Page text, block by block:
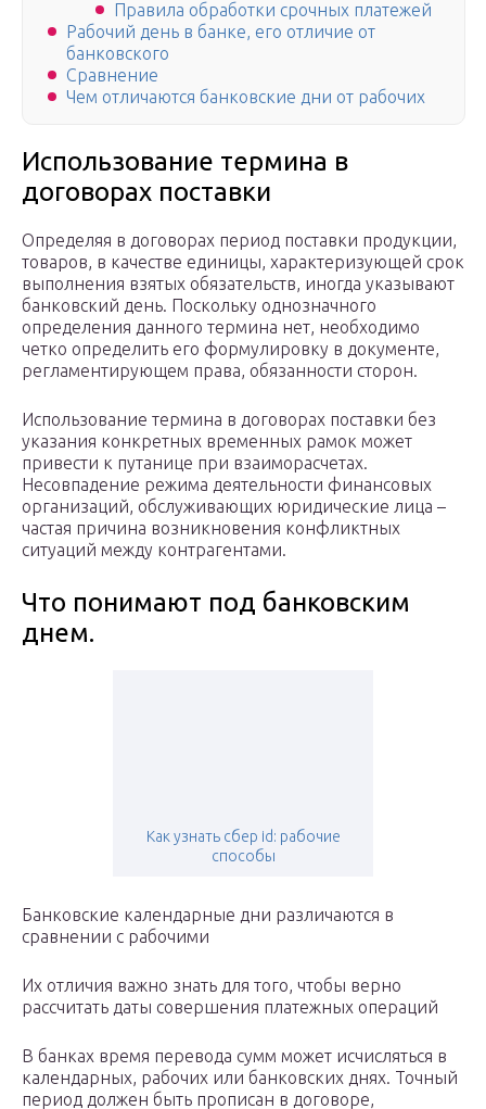
Правила обработки срочных платежей
Рабочий день в банке, его отличие от
банковского
Сравнение
Чем отличаются банковские дни от рабочих
Использование термина в
договорах поставки
Определяя в договорах период поставки продукции,
товаров, в качестве единицы, характеризующей срок
выполнения взятых обязательств, иногда указывают
банковский день. Поскольку однозначного
определения данного термина нет, необходимо
четко определить его формулировку в документе,
регламентирующем права, обязанности сторон.
Использование термина в договорах поставки без
указания конкретных временных рамок может
привести к путанице при взаиморасчетах.
Несовпадение режима деятельности финансовых
организаций, обслуживающих юридические лица –
частая причина возникновения конфликтных
ситуаций между контрагентами.
Что понимают под банковским
днем.
Как узнать сбер id: рабочие
способы
Банковские календарные дни различаются в
сравнении с рабочими
Их отличия важно знать для того, чтобы верно
рассчитать даты совершения платежных операций
В банках время перевода сумм может исчисляться в
календарных, рабочих или банковских днях. Точный
период должен быть прописан в договоре,